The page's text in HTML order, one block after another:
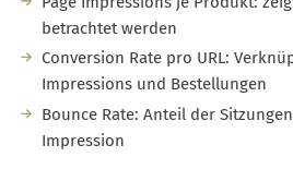
betrachtet werden
Conversion Rate pro URL:
Impressions und Bestellungen
Bounce Rate: Anteil der
Impression